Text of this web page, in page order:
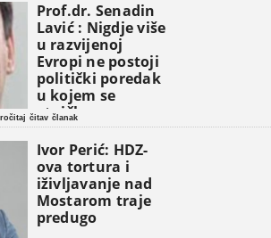
Prof.dr. Senadin
Lavić : Nigdje više
u razvijenoj
Evropi ne postoji
politički poredak
u kojem se
etničke grupe
pojavljuju kao
osnovne
političke jedinice
čitav članak
Ivor Perić: HDZ-
ova tortura i
iživljavanje nad
Mostarom traje
predugo